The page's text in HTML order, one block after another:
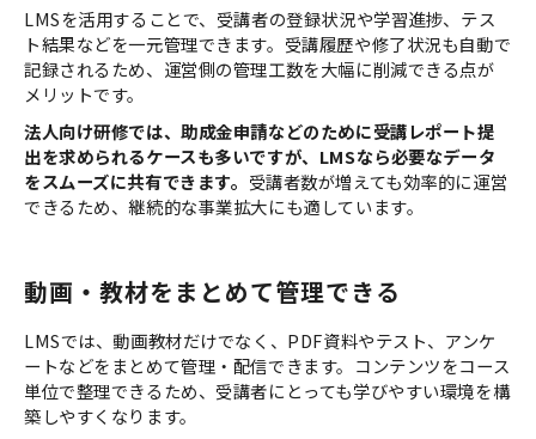
LMSを活用することで、受講者の登録状況や学習進捗、テス
ト結果などを一元管理できます。受講履歴や修了状況も自動で
記録されるため、運営側の管理工数を大幅に削減できる点が
メリットです。
法人向け研修では、助成金申請などのために受講レポート提
出を求められるケースも多いですが、LMSなら必要なデータ
をスムーズに共有できます。 受講者数が増えても効率的に運営
できるため、継続的な事業拡大にも適しています。
動画・教材をまとめて管理できる
LMSでは、動画教材だけでなく、PDF資料やテスト、アンケ
ートなどをまとめて管理・配信できます。コンテンツをコース
単位で整理できるため、受講者にとっても学びやすい環境を構
築しやすくなります。